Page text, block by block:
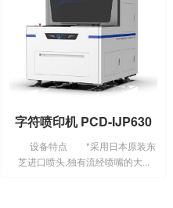
字符喷印机 PCD-IJP630
设备特点 *采用日本原装东
芝进口喷头,独有流经喷嘴的大...